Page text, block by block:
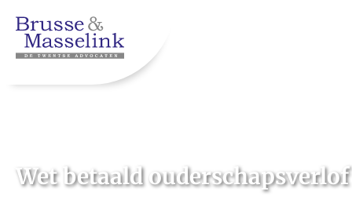
Wet betaald ouderschapsverlof